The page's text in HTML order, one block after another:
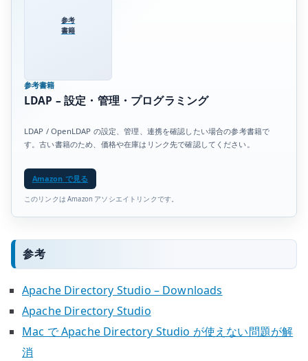
参考
書籍
参考書籍
LDAP – 設定・管理・プログラミング
LDAP / OpenLDAP の設定、管理、連携を確認したい場合の参考書籍で
す。古い書籍のため、価格や在庫はリンク先で確認してください。
Amazon で見る
このリンクは Amazon アソシエイトリンクです。
参考
Apache Directory Studio – Downloads
Apache Directory Studio
Mac で Apache Directory Studio が使えない問題が解
消